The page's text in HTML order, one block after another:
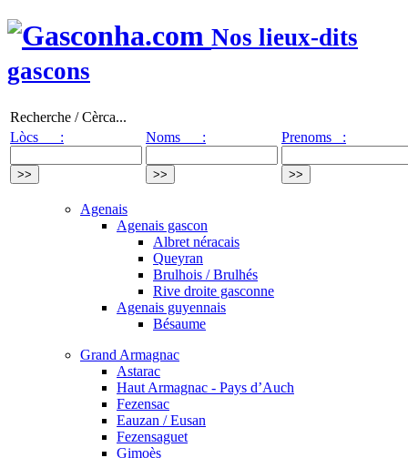
Nos lieux-dits
gascons
Recherche / Cèrca...
Lòcs :
Noms : Prenoms :
Agenais
Agenais gascon
Albret néracais
Queyran
Brulhois / Brulhés
Rive droite gasconne
Agenais guyennais
Bésaume
Grand Armagnac
Astarac
Haut Armagnac - Pays d’Auch
Fezensac
Eauzan / Eusan
Fezensaguet
Gimoès